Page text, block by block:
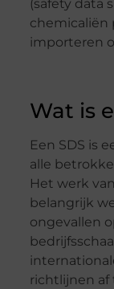
(safety data
chemicaliën
importeren
Wat is
Een SDS is
alle
Het werk
belangrijk
ongevallen
richtlijnen af